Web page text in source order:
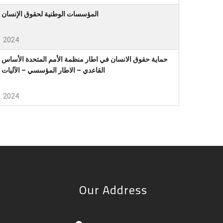
المؤسسات الوطنية لحقوق الإنسان
2024
حماية حقوق الانسان في اطار منظمة الأمم المتحدة الأساس
القاعدي – الاطار المؤسسي – الآليات
2024
Our Address